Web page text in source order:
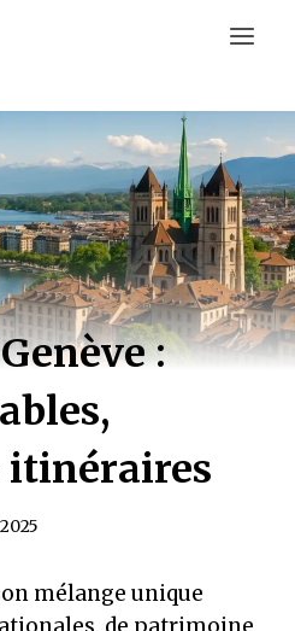
:
itinéraires
mélange unique